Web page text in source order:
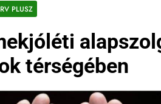
PLUSZ
térségében